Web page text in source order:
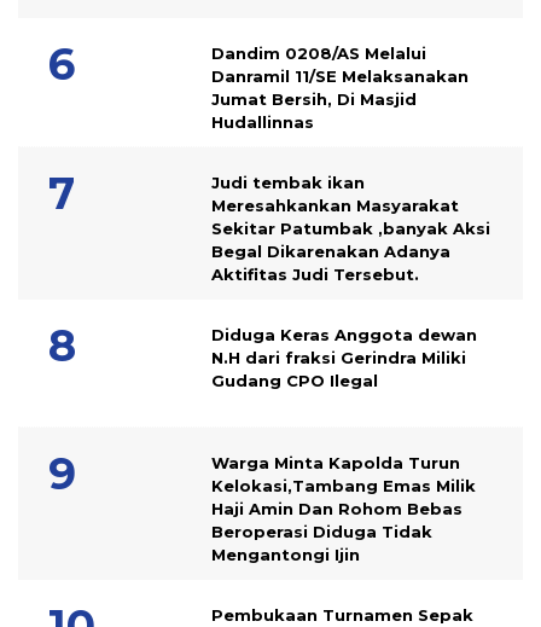
Dandim 0208/AS Melalui
Danramil 11/SE Melaksanakan
Jumat Bersih, Di Masjid
Hudallinnas
Judi tembak ikan
Meresahkankan Masyarakat
Sekitar Patumbak ,banyak Aksi
Begal Dikarenakan Adanya
Aktifitas Judi Tersebut.
Diduga Keras Anggota dewan
N.H dari fraksi Gerindra Miliki
Gudang CPO Ilegal
Warga Minta Kapolda Turun
Kelokasi,Tambang Emas Milik
Haji Amin Dan Rohom Bebas
Beroperasi Diduga Tidak
Mengantongi Ijin
Pembukaan Turnamen Sepak